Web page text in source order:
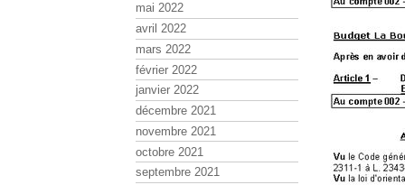
mai 2022
avril 2022
mars 2022
février 2022
janvier 2022
décembre 2021
novembre 2021
octobre 2021
septembre 2021